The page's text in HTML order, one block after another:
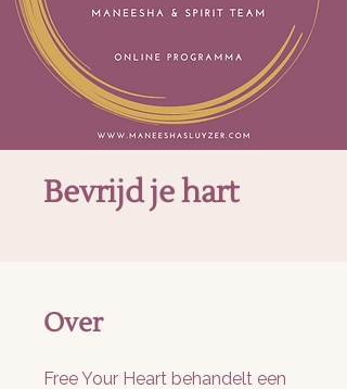
Bevrijd je hart
Over
Free Your Heart behandelt een